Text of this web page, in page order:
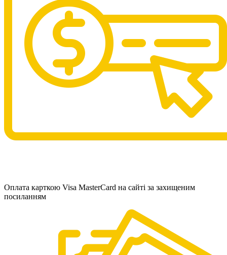
Оплата карткою Visa MasterCard на сайті за захищеним
посиланням